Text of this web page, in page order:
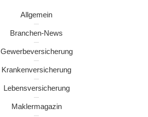
Allgemein
Branchen-News
Gewerbeversicherung
Krankenversicherung
Lebensversicherung
Maklermagazin